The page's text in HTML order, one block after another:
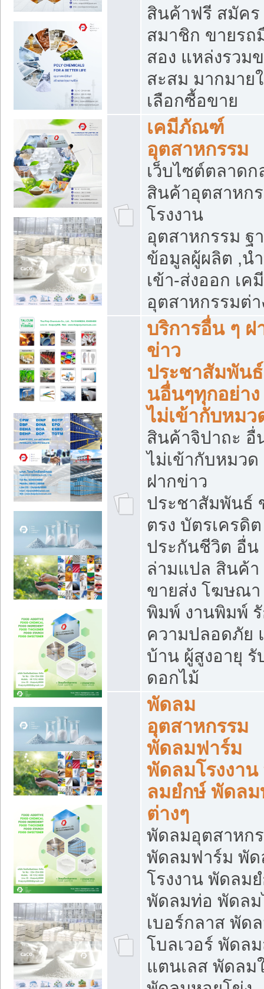
สินค้าฟรี สมัคร
สมาชิก ขายรถ
สอง แหล่งรวม
สะสม มากมาย
เลือกซื้อขาย
เคมีภัณฑ์
อุตสาหกรรม
เว็บไซต์ตลาดก
สินค้าอุตสาหก
โรงงาน
อุตสาหกรรม ฐ
ข้อมูลผู้ผลิต ,นำ
เข้า-ส่งออก เคมี
อุตสาหกรรมต่า
บริการอื่น ๆ ฝ
ข่าว
ประชาสัมพัน
นอื่นๆทุกอย่า
ไม่เข้ากับหมว
สินค้าจิปาถะ อื่
ไม่เข้ากับหมวด
ฝากข่าว
ประชาสัมพันธ์
ตรง บัตรเครดิต
ประกันชีวิต อื่น
ล่ามแปล สินค้า
ขายส่ง โฆษณา
พิมพ์ งานพิมพ์
ความปลอดภัย
บ้าน ผู้สูงอายุ รั
ดอกไม้
พัดลม
อุตสาหกรรม
พัดลมฟาร์ม
พัดลมโรงงา
ลมยํกษ์ พัดลม
ต่างๆ
พัดลมอุตสาหก
พัดลมฟาร์ม พั
โรงงาน พัดลม
พัดลมท่อ พัดล
เบอร์กลาส พัด
โบลเวอร์ พัดล
แตนเลส พัดลม